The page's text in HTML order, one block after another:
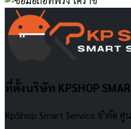
ที่ตั้งบริษัท KPSHOP
KpShop Smart Service จำกัด